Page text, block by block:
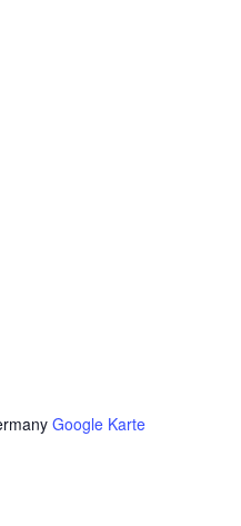
Google Karte